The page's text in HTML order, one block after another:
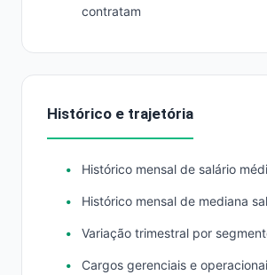
contratam
Histórico e trajetória
Histórico mensal de salário
Histórico mensal de mediana
Variação trimestral por
Cargos gerenciais e